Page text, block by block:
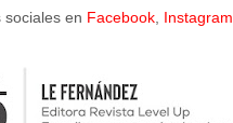
en Facebook, Instagram